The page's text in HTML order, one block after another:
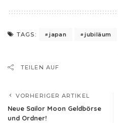
TAGS: japan jubiläum
TEILEN AUF
VORHERIGER ARTIKEL
Neue Sailor Moon Geldbörse
und Ordner!